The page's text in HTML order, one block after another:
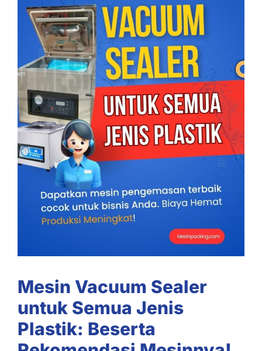
Mesin Vacuum Sealer
untuk Semua Jenis
Plastik: Beserta